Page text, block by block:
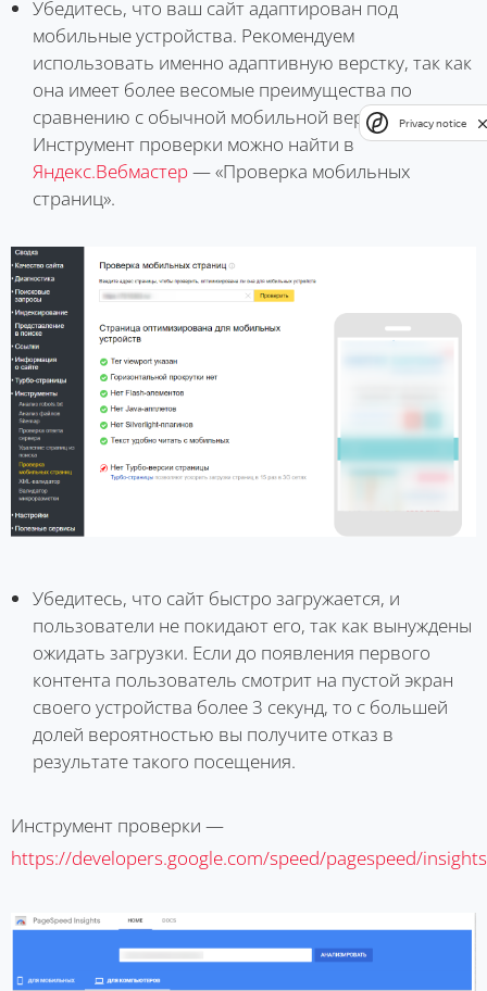
Убедитесь, что ваш сайт адаптирован под
мобильные устройства. Рекомендуем
использовать именно адаптивную верстку, так как
она имеет более весомые преимущества по
сравнению с обычной мобильной версией.
Инструмент проверки можно найти в
Яндекс.Вебмастер— «Проверка мобильных
страниц».
Убедитесь, что сайт быстро загружается, и
пользователи не покидают его, так как вынуждены
ожидать загрузки. Если до появления первого
контента пользователь смотрит на пустой экран
своего устройства более 3 секунд, то с большей
долей вероятностью вы получите отказ в
результате такого посещения.
Инструмент проверки —
https://developers.google.com/speed/pagespeed/
Privacy notice